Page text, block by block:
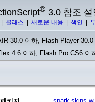
® 3.0 참조 설
클래스 새로운 내용 색인
30.0 이하, Flash Player
4.6 이하, Flash Pro CS6 이